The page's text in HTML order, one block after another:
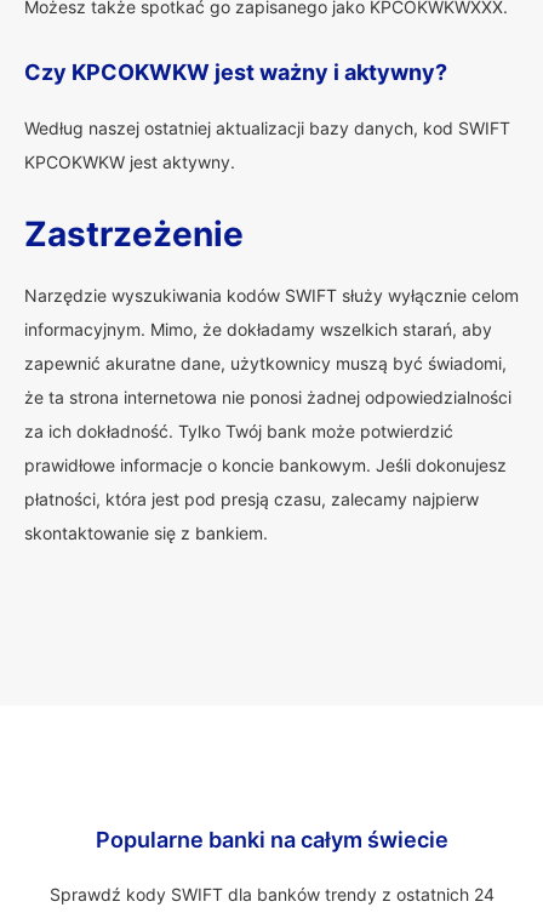
Możesz także spotkać go zapisanego jako KPCOKWKWXXX.
Czy KPCOKWKW jest ważny i aktywny?
Według naszej ostatniej aktualizacji bazy danych, kod SWIFT
KPCOKWKW jest aktywny.
Zastrzeżenie
Narzędzie wyszukiwania kodów SWIFT służy wyłącznie celom
informacyjnym. Mimo, że dokładamy wszelkich starań, aby
zapewnić akuratne dane, użytkownicy muszą być świadomi,
że ta strona internetowa nie ponosi żadnej odpowiedzialności
za ich dokładność. Tylko Twój bank może potwierdzić
prawidłowe informacje o koncie bankowym. Jeśli dokonujesz
płatności, która jest pod presją czasu, zalecamy najpierw
skontaktowanie się z bankiem.
Popularne banki na całym świecie
Sprawdź kody SWIFT dla banków trendy z ostatnich 24